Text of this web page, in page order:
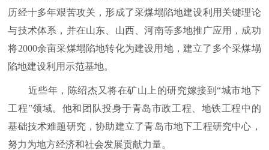
历经十多年艰苦攻关，形成了采煤塌陷地建设利用关键理论
与技术体系，并在山东、山西、河南等多地推广应用，成功
将2000余亩采煤塌陷地转化为建设用地，建立了多个采煤塌
陷地建设利用示范基地。
近些年，陈绍杰又将在矿山上的研究嫁接到“城市地下
工程”领域。他和团队投身于青岛市政工程、地铁工程中的
基础技术难题研究，协助建立了青岛市地下工程研究中心，
努力为地方经济和社会发展贡献力量。